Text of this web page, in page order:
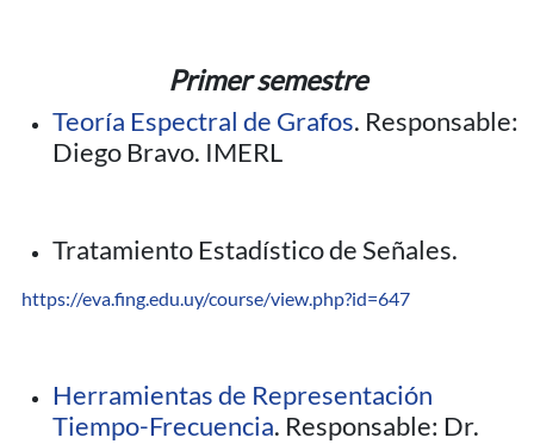
Primer semestre
Teoría Espectral de Grafos. Responsable:
Diego Bravo. IMERL
Tratamiento Estadístico de Señales.
https://eva.fing.edu.uy/course/view.php?id=647
Herramientas de Representación
Tiempo-Frecuencia. Responsable: Dr.